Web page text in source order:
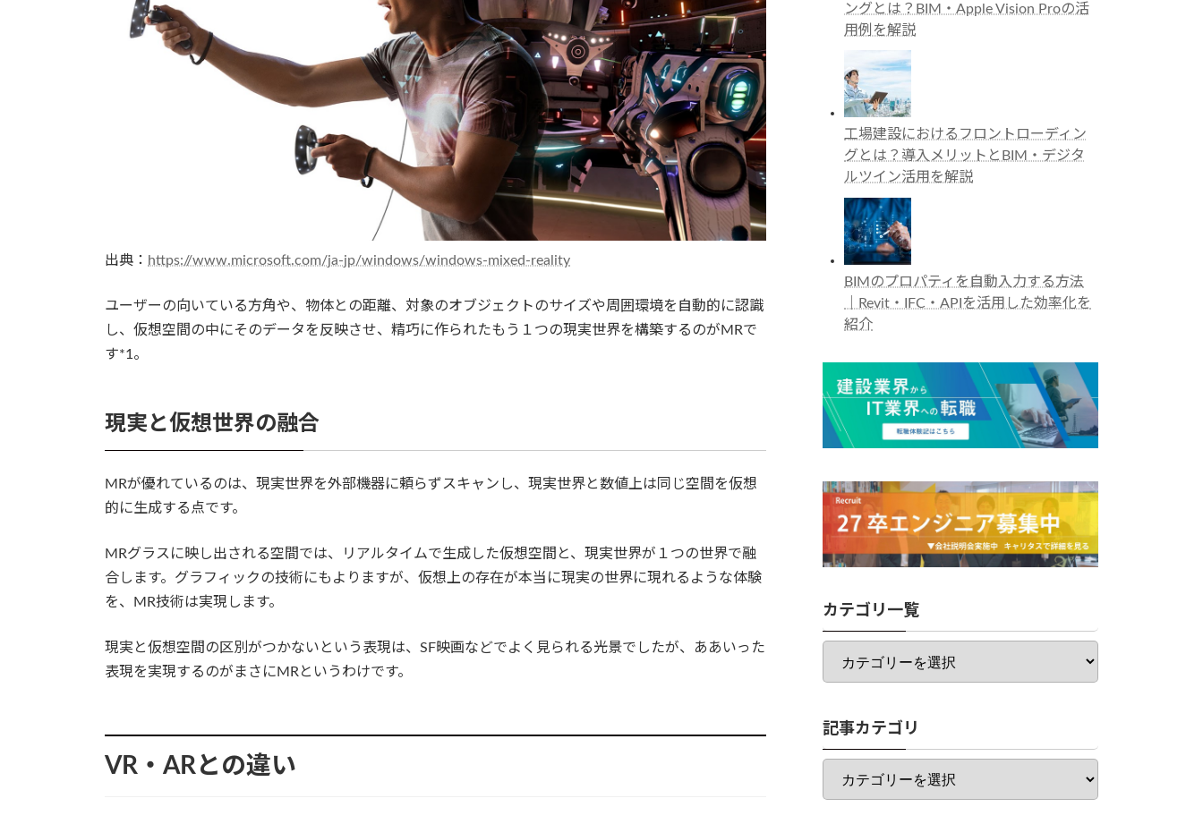
出典： https://www.microsoft.com/ja-jp/windows/windows-mixed-reality
ユーザーの向いている方角や、物体との距離、対象のオブジェクトのサイズや周囲環境を自動的に認識
し、仮想空間の中にそのデータを反映させ、精巧に作られたもう１つの現実世界を構築するのがMRで
す*1。
現実と仮想世界の融合
MRが優れているのは、現実世界を外部機器に頼らずスキャンし、現実世界と数値上は同じ空間を仮想
的に生成する点です。
MRグラスに映し出される空間では、リアルタイムで生成した仮想空間と、現実世界が１つの世界で融
合します。グラフィックの技術にもよりますが、仮想上の存在が本当に現実の世界に現れるような体験
を、MR技術は実現します。
現実と仮想空間の区別がつかないという表現は、SF映画などでよく見られる光景でしたが、ああいった
表現を実現するのがまさにMRというわけです。
VR・ARとの違い
ングとは？BIM・Apple Vision Proの活
用例を解説
工場建設におけるフロントローディン
グとは？導入メリットとBIM・デジタ
ルツイン活用を解説
BIMのプロパティを自動入力する方法
｜Revit・IFC・APIを活用した効率化を
紹介
カテゴリ一覧
カ
ゴ
一
覧
記事カテゴリ
記
カ